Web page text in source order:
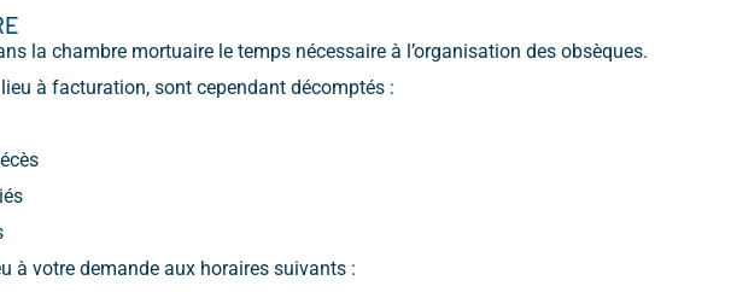
la chambre mortuaire le temps nécessaire à l’organisation des obsèques.
à facturation, sont cependant décomptés :
à votre demande aux horaires suivants :